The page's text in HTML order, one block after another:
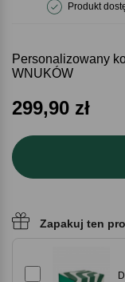
Produkt
Personalizowany
WNUKÓW
299,90 zł
Zapakuj ten